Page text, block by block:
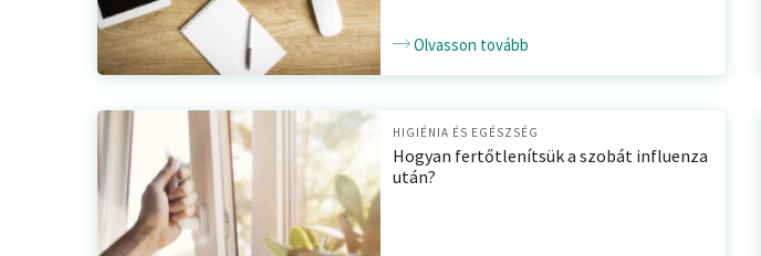
Olvasson tovább
HIGIÉNIA ÉS EGÉSZSÉG
Hogyan fertőtlenítsük a szobát influenza
után?